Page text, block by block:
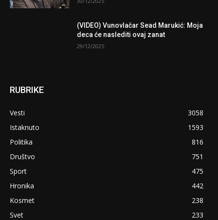
(VIDEO) Vunovlačar Sead Marukić: Moja
deca će naslediti ovaj zanat
29/12/2025
RUBRIKE
Vesti
3058
Istaknuto
1593
Politika
816
Društvo
751
Sport
475
Hronika
442
Kosmet
238
Svet
233